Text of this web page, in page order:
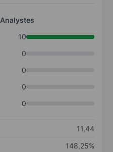
Analystes
10
0
0
0
0
11,44
148,25%